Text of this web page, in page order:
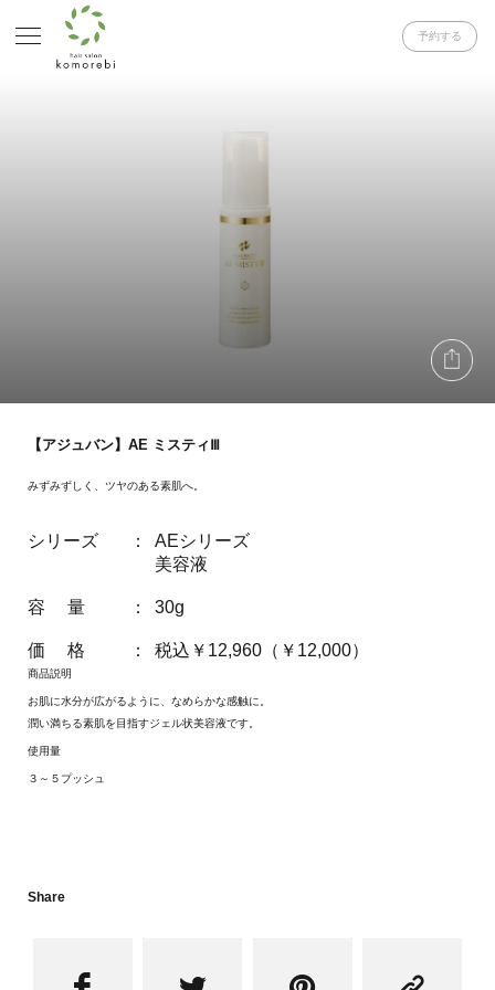
予約する
【アジュバン】AE ミスティⅢ
みずみずしく、ツヤのある素肌へ。
シリーズ ：
AEシリーズ
美容液
容 量 ： 30g
価 格 ： 税込￥12,960（￥12,000）
商品説明
お肌に水分が広がるように、なめらかな感触に。
潤い満ちる素肌を目指すジェル状美容液です。
使用量
３～５プッシュ
Share